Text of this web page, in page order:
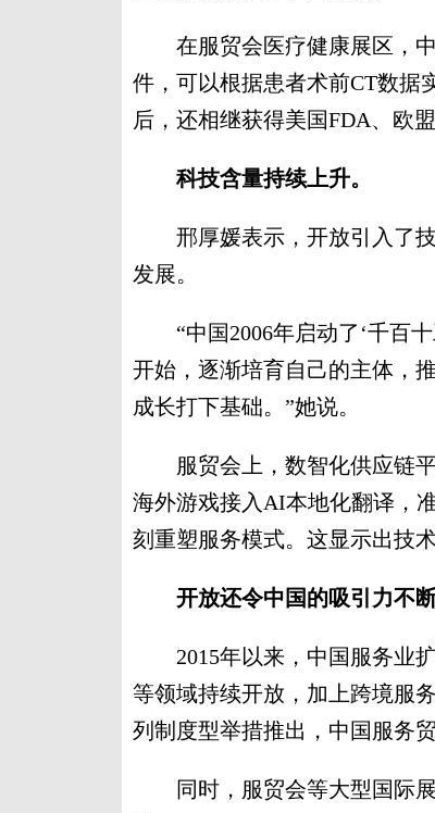
在服贸会医疗健康展区，中
件，可以根据患者术前CT数据
后，还相继获得美国FDA、欧
科技含量持续上升。
邢厚媛表示，开放引入了技
发展。
“中国2006年启动了‘千百十
开始，逐渐培育自己的主体，
成长打下基础。”她说。
服贸会上，数智化供应链平
海外游戏接入AI本地化翻译，
刻重塑服务模式。这显示出技
开放还令中国的吸引力不断
2015年以来，中国服务业扩
等领域持续开放，加上跨境服
列制度型举措推出，中国服务
同时，服贸会等大型国际展